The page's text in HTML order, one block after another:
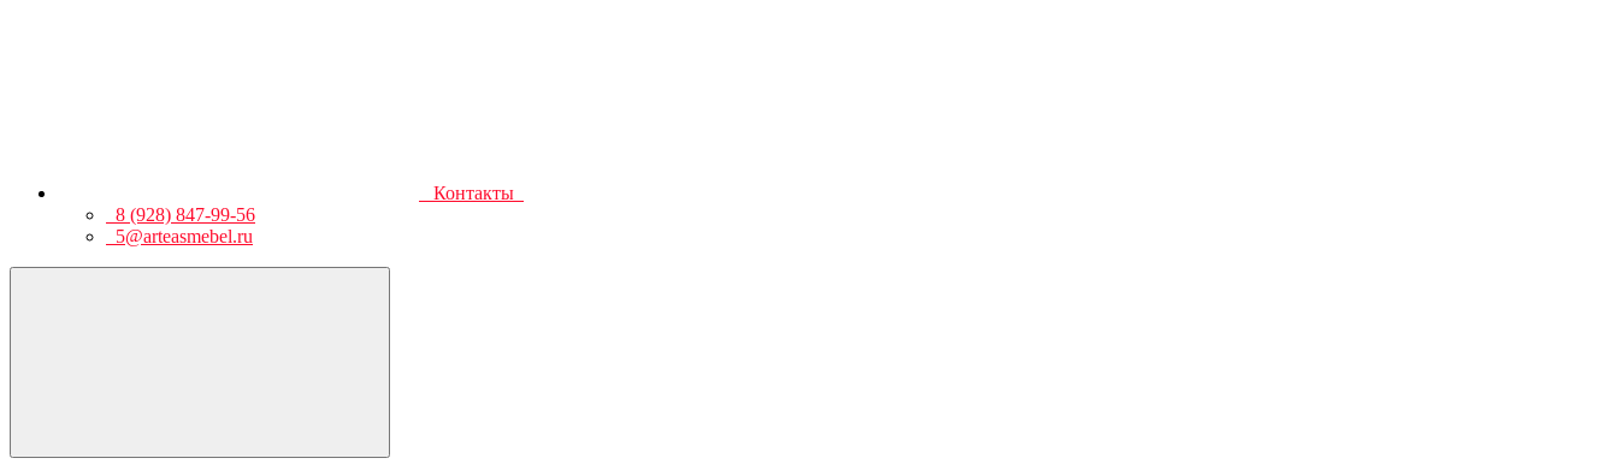
Контакты
8 (928) 847-99-56
5@arteasmebel.ru